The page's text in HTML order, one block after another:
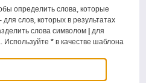
определить слова, которые
- для слов, которых в результатах
слова символом | для
Используйте* в качестве шаблона